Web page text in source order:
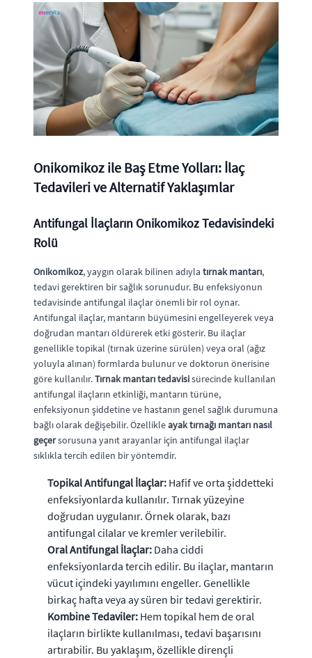
Onikomikoz ile Baş Etme Yolları: İlaç
Tedavileri ve Alternatif Yaklaşımlar
Antifungal İlaçların Onikomikoz Tedavisindeki
Rolü
Onikomikoz, yaygın olarak bilinen adıyla tırnak mantarı,
tedavi gerektiren bir sağlık sorunudur. Bu enfeksiyonun
tedavisinde antifungal ilaçlar önemli bir rol oynar.
Antifungal ilaçlar, mantarın büyümesini engelleyerek veya
doğrudan mantarı öldürerek etki gösterir. Bu ilaçlar
genellikle topikal (tırnak üzerine sürülen) veya oral (ağız
yoluyla alınan) formlarda bulunur ve doktorun önerisine
göre kullanılır.Tırnak mantarı tedavisisürecinde kullanılan
antifungal ilaçların etkinliği, mantarın türüne,
enfeksiyonun şiddetine ve hastanın genel sağlık durumuna
bağlı olarak değişebilir. Özellikleayak tırnağı mantarı nasıl
geçersorusuna yanıt arayanlar için antifungal ilaçlar
sıklıkla tercih edilen bir yöntemdir.
Topikal Antifungal İlaçlar: Hafif ve orta şiddetteki
enfeksiyonlarda kullanılır. Tırnak yüzeyine
doğrudan uygulanır. Örnek olarak, bazı
antifungal cilalar ve kremler verilebilir.
Oral Antifungal İlaçlar: Daha ciddi
enfeksiyonlarda tercih edilir. Bu ilaçlar, mantarın
vücut içindeki yayılımını engeller. Genellikle
birkaç hafta veya ay süren bir tedavi gerektirir.
Kombine Tedaviler: Hem topikal hem de oral
ilaçların birlikte kullanılması, tedavi başarısını
artırabilir. Bu yaklaşım, özellikle dirençli